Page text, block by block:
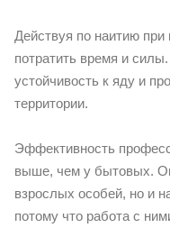
Действуя по наитию
потратить время и
устойчивость к яду и
территории.
Эффективность
выше, чем у бытовых.
взрослых особей, но и
потому что работа с